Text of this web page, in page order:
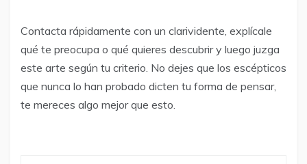
Contacta rápidamente con un clarividente, explícale
qué te preocupa o qué quieres descubrir y luego juzga
este arte según tu criterio. No dejes que los escépticos
que nunca lo han probado dicten tu forma de pensar,
te mereces algo mejor que esto.